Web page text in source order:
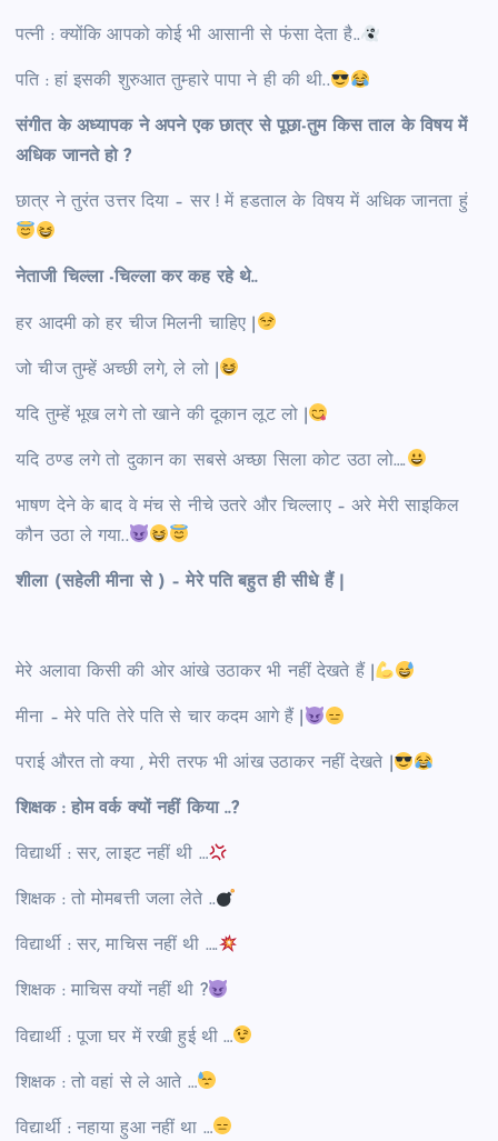
पत्‍नी : क्योंकि आपको कोई भी आसानी से फंसा देता है..
पति : हां इसकी शुरुआत तुम्हारे पापा ने ही की थी..
संगीत के अध्यापक ने अपने एक छात्र से पूछा-तुम किस ताल के विषय में
अधिक जानते हो ?
छात्र ने तुरंत उत्तर दिया – सर ! में हडताल के विषय में अधिक जानता हुं
नेताजी चिल्ला -चिल्ला कर कह रहे थे..
हर आदमी को हर चीज मिलनी चाहिए |
जो चीज तुम्हें अच्छी लगे, ले लो |
यदि तुम्हें भूख लगे तो खाने की दूकान लूट लो |
यदि ठण्ड लगे तो दुकान का सबसे अच्छा सिला कोट उठा लो….
भाषण देने के बाद वे मंच से नीचे उतरे और चिल्लाए – अरे मेरी साइकिल
कौन उठा ले गया..
शीला (सहेली मीना से ) – मेरे पति बहुत ही सीधे हैं |
मेरे अलावा किसी की ओर आंखे उठाकर भी नहीं देखते हैं |
मीना – मेरे पति तेरे पति से चार कदम आगे हैं |
पराई औरत तो क्या , मेरी तरफ भी आंख उठाकर नहीं देखते |
शिक्षक : होम वर्क क्यों नहीं किया ..?
विद्यार्थी : सर, लाइट नहीं थी …
शिक्षक : तो मोमबत्ती जला लेते ..
विद्यार्थी : सर, माचिस नहीं थी ….
शिक्षक : माचिस क्यों नहीं थी ?
विद्यार्थी : पूजा घर में रखी हुई थी …
शिक्षक : तो वहां से ले आते …
विद्यार्थी : नहाया हुआ नहीं था …